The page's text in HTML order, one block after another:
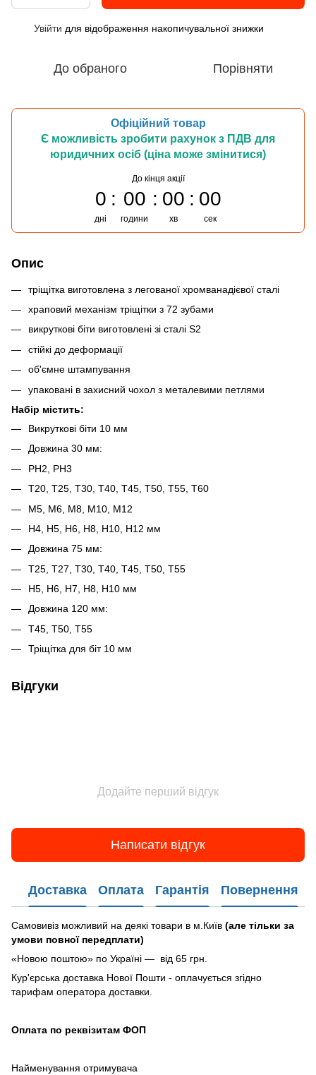
Увійти для відображення накопичувальної знижки
До обраного Порівняти
Офіційний товар
Є можливість зробити рахунок з ПДВ для
юридичних осіб (ціна може змінитися)
До кінця акції
0
дні
00
години
00
хв
00
сек
Опис
тріщітка виготовлена з легованої хромванадієвої сталі
храповий механізм тріщітки з 72 зубами
викруткові біти виготовлені зі сталі S2
стійкі до деформації
об'ємне штампування
упаковані в захисний чохол з металевими петлями
Набір містить:
Викруткові біти 10 мм
Довжина 30 мм:
PH2, PH3
T20, T25, T30, T40, T45, T50, T55, T60
M5, M6, M8, M10, M12
H4, H5, H6, H8, H10, H12 мм
Довжина 75 мм:
T25, T27, T30, T40, T45, T50, T55
H5, H6, H7, H8, H10 мм
Довжина 120 мм:
T45, T50, T55
Тріщітка для біт 10 мм
Відгуки
Додайте перший відгук
Написати відгук
Доставка Оплата Гарантія Повернення
Самовивіз можливий на деякі товари в м.Київ (але тільки за
умови повної передплати)
«Новою поштою» по Україні — від 65 грн.
Кур'єрська доставка Нової Пошти - оплачується згідно
тарифам оператора доставки.
Оплата по реквізитам ФОП
Найменування отримувача